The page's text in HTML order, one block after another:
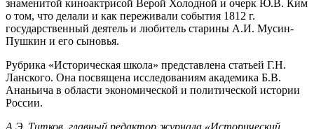
знаменитой киноактрисой Верой Холодной и очерк Ю.В. Ким
о том, что делали и как переживали события 1812 г.
государственный деятель и любитель старины А.И. Мусин-
Пушкин и его сыновья.
Рубрика «Историческая школа» представлена статьей Г.Н.
Ланского. Она посвящена исследованиям академика Б.В.
Ананьича в области экономической и политической истории
России.